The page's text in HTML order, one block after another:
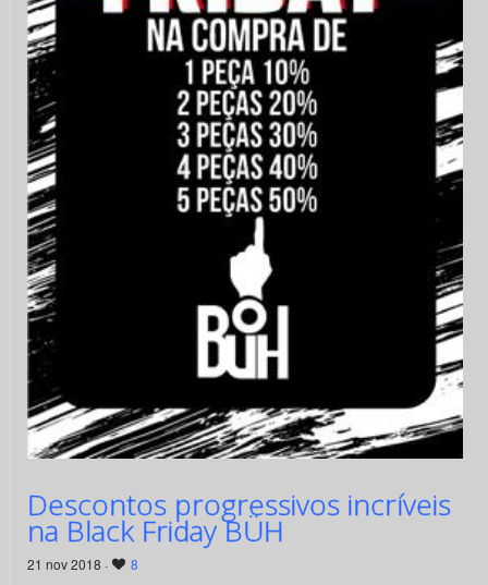
Descontos progressivos incríveis
na Black Friday BÜH
21 nov 2018 · 8